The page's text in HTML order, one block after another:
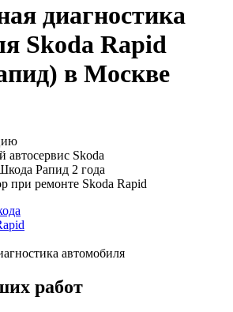
диагностика
Skoda Rapid
в Москве
Skoda
Рапид 2 года
при ремонте Skoda Rapid
автомобиля
работ